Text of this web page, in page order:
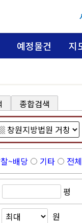
예정물건 지
종합검색
~배당 기타 전체
평
원